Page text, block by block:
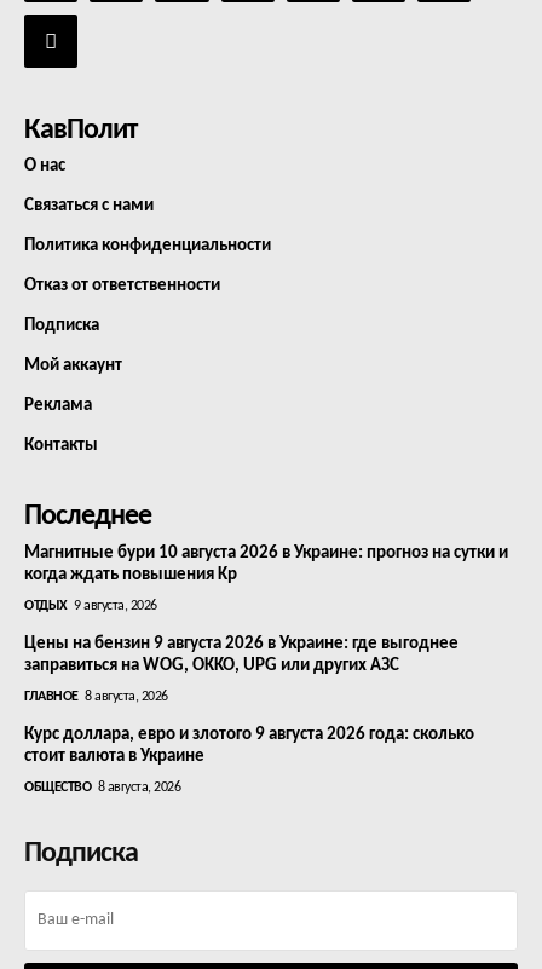
КавПолит
О нас
Связаться с нами
Политика конфиденциальности
Отказ от ответственности
Подписка
Мой аккаунт
Реклама
Контакты
Последнее
Магнитные бури 10 августа 2026 в Украине: прогноз на сутки и
когда ждать повышения Kp
ОТДЫХ 9 августа, 2026
Цены на бензин 9 августа 2026 в Украине: где выгоднее
заправиться на WOG, OKKO, UPG или других АЗС
ГЛАВНОЕ 8 августа, 2026
Курс доллара, евро и злотого 9 августа 2026 года: сколько
стоит валюта в Украине
ОБЩЕСТВО 8 августа, 2026
Подписка